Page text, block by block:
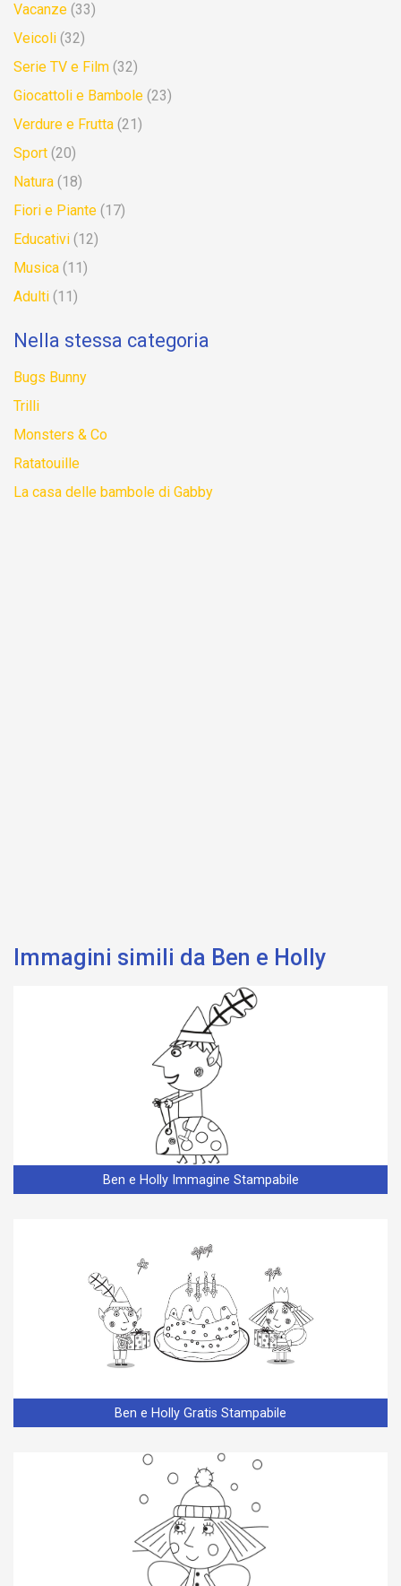
Vacanze (33)
Veicoli (32)
Serie TV e Film (32)
Giocattoli e Bambole (23)
Verdure e Frutta (21)
Sport (20)
Natura (18)
Fiori e Piante (17)
Educativi (12)
Musica (11)
Adulti (11)
Nella stessa categoria
Bugs Bunny
Trilli
Monsters & Co
Ratatouille
La casa delle bambole di Gabby
Immagini simili da Ben e Holly
Ben e Holly Immagine Stampabile
Ben e Holly Gratis Stampabile